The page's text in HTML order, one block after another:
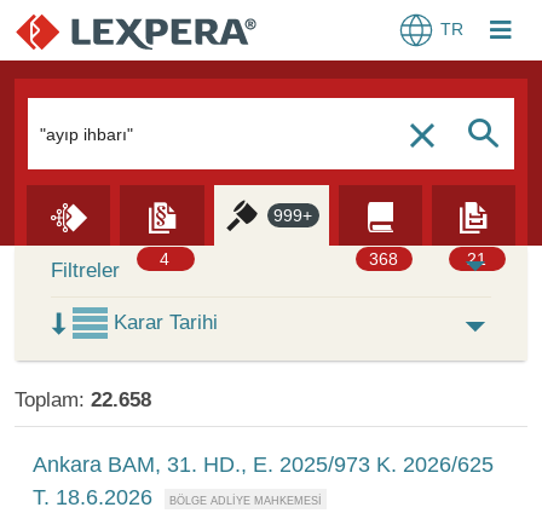
TR
c S
4
999+
368 21
Skip to Search Results
Filtreler
Karar Tarihi
Toplam: 22.658
Ankara BAM, 31. HD., E. 2025/973 K. 2026/625
T. 18.6.2026